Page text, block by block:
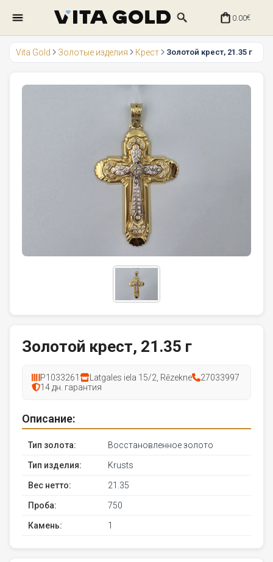
0.00€
Vita Gold Золотые изделия Крест Золотой крест, 21.35 г
Золотой крест, 21.35 г
P1033261 Latgales iela 15/2, Rēzekne
27033997
14 дн. гарантия
Описание:
Тип золота: Восстановленное золото
Тип изделия: Krusts
Вес нетто: 21.35
Проба: 750
Камень: 1